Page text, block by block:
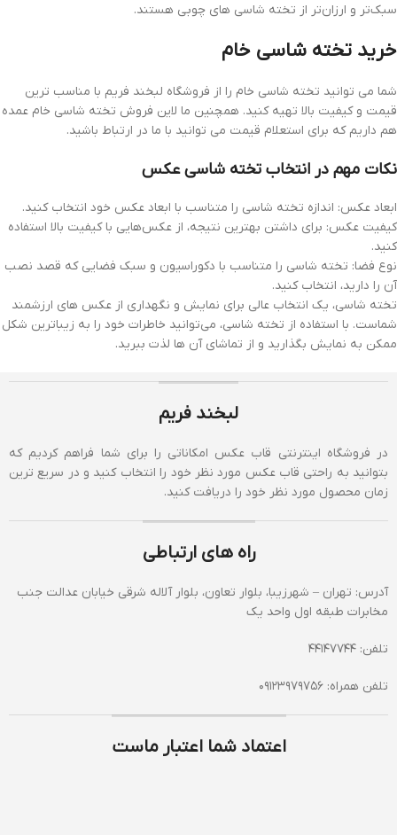
سبک‌تر و ارزان‌تر از تخته شاسی‌ های چوبی هستند.
خرید تخته شاسی خام
شما می توانید تخته شاسی خام را از فروشگاه لبخند فریم با مناسب ترین
قیمت و کیفیت بالا تهیه کنید. همچنین ما لاین فروش تخته شاسی خام عمده
هم داریم که برای استعلام قیمت می توانید با ما در ارتباط باشید.
نکات مهم در انتخاب تخته شاسی عکس
ابعاد عکس: اندازه تخته شاسی را متناسب با ابعاد عکس خود انتخاب کنید.
کیفیت عکس: برای داشتن بهترین نتیجه، از عکس‌هایی با کیفیت بالا استفاده
کنید.
نوع فضا: تخته شاسی را متناسب با دکوراسیون و سبک فضایی که قصد نصب
آن را دارید، انتخاب کنید.
تخته شاسی، یک انتخاب عالی برای نمایش و نگهداری از عکس‌ های ارزشمند
شماست. با استفاده از تخته شاسی، می‌توانید خاطرات خود را به زیباترین شکل
ممکن به نمایش بگذارید و از تماشای آن‌ ها لذت ببرید.
لبخند فریم
در فروشگاه اینترنتی قاب عکس امکاناتی را برای شما فراهم کردیم که
بتوانید به راحتی قاب عکس مورد نظر خود را انتخاب کنید و در سریع ترین
زمان محصول مورد نظر خود را دریافت کنید.
راه های ارتباطی
آدرس: تهران – شهرزیبا، بلوار تعاون، بلوار آلاله شرقی خیابان عدالت جنب
مخابرات طبقه اول واحد یک
تلفن: 44147744
تلفن همراه: 09123979756
اعتماد شما اعتبار ماست